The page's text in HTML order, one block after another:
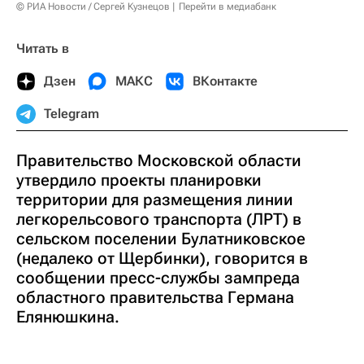
© РИА Новости / Сергей Кузнецов Перейти в медиабанк
Читать в
Дзен МАКС ВКонтакте
Telegram
Правительство Московской области
утвердило проекты планировки
территории для размещения линии
легкорельсового транспорта (ЛРТ) в
сельском поселении Булатниковское
(недалеко от Щербинки), говорится в
сообщении пресс-службы зампреда
областного правительства Германа
Елянюшкина.